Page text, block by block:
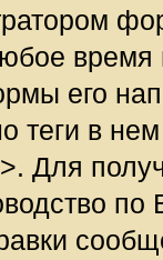
его
теги в
Для